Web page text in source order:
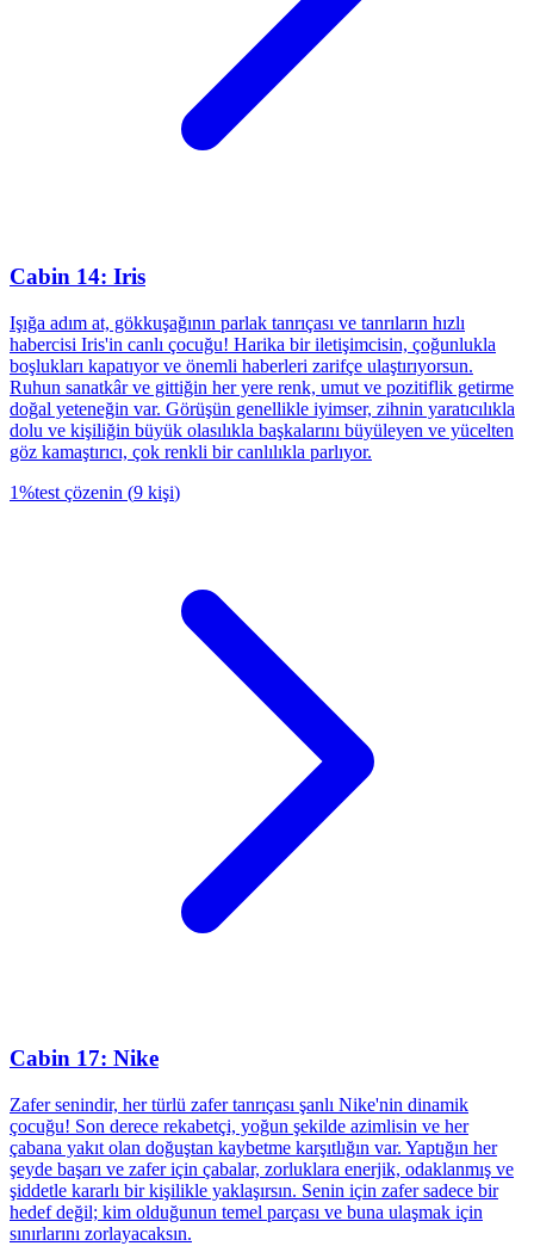
Cabin 14: Iris
Işığa adım at, gökkuşağının parlak tanrıçası ve tanrıların hızlı
habercisi Iris'in canlı çocuğu! Harika bir iletişimcisin, çoğunlukla
boşlukları kapatıyor ve önemli haberleri zarifçe ulaştırıyorsun.
Ruhun sanatkâr ve gittiğin her yere renk, umut ve pozitiflik getirme
doğal yeteneğin var. Görüşün genellikle iyimser, zihnin yaratıcılıkla
dolu ve kişiliğin büyük olasılıkla başkalarını büyüleyen ve yücelten
göz kamaştırıcı, çok renkli bir canlılıkla parlıyor.
1%test çözenin (9 kişi)
Cabin 17: Nike
Zafer senindir, her türlü zafer tanrıçası şanlı Nike'nin dinamik
çocuğu! Son derece rekabetçi, yoğun şekilde azimlisin ve her
çabana yakıt olan doğuştan kaybetme karşıtlığın var. Yaptığın her
şeyde başarı ve zafer için çabalar, zorluklara enerjik, odaklanmış ve
şiddetle kararlı bir kişilikle yaklaşırsın. Senin için zafer sadece bir
hedef değil; kim olduğunun temel parçası ve buna ulaşmak için
sınırlarını zorlayacaksın.